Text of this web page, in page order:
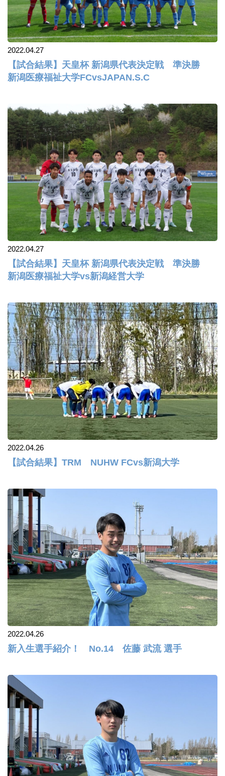
2022.04.27
【試合結果】天皇杯 新潟県代表決定戦 準決勝
新潟医療福祉大学FCvsJAPAN.S.C
2022.04.27
【試合結果】天皇杯 新潟県代表決定戦 準決勝
新潟医療福祉大学vs新潟経営大学
2022.04.26
【試合結果】TRM NUHW FCvs新潟大学
2022.04.26
新入生選手紹介！ No.14 佐藤 武流 選手